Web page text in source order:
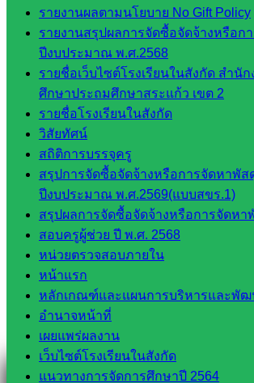
รายงานผลตามนโยบาย No Gift Policy
รายงานสรุปผลการจัดซื้อจัดจ้างหรือก
ปีงบประมาณ พ.ศ.2568
รายชื่อเว็บไซต์โรงเรียนในสังกัด สำนั
ศึกษาประถมศึกษาสระแก้ว เขต 2
รายชื่อโรงเรียนในสังกัด
วิสัยทัศน์
สถิติการบรรจุครู
สรุปการจัดซื้อจัดจ้างหรือการจัดหาพัส
ปีงบประมาณ พ.ศ.2569(แบบสขร.1)
สรุปผลการจัดซื้อจัดจ้างหรือการจัดหา
สอบครูผู้ช่วย ปี พ.ศ. 2568
หน่วยตรวจสอบภายใน
หน้าแรก
หลักเกณฑ์และแผนการบริหารและพั
อำนาจหน้าที่
เผยแพร่ผลงาน
เว็บไซต์โรงเรียนในสังกัด
แนวทางการจัดการศึกษาปี 2564
สอบถามได้นะคะ
Line
Tel 037-232263:
Messenger
Facebook